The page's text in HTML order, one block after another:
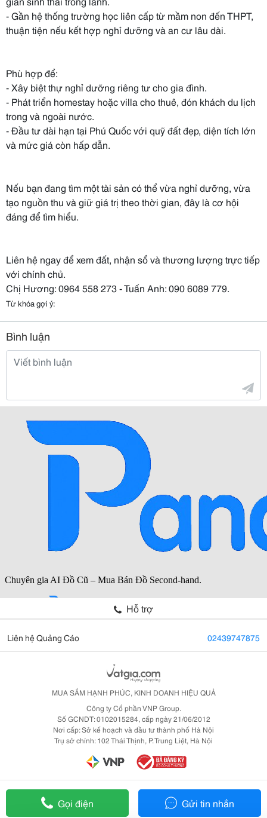
- Gần hệ thống trường học liên cấp từ mầm non đến THPT,
thuận tiện nếu kết hợp nghỉ dưỡng và an cư lâu dài.
Phù hợp để:
- Xây biệt thự nghỉ dưỡng riêng tư cho gia đình.
- Phát triển homestay hoặc villa cho thuê, đón khách du lịch
trong và ngoài nước.
- Đầu tư dài hạn tại Phú Quốc với quỹ đất đẹp, diện tích lớn
và mức giá còn hấp dẫn.
Nếu bạn đang tìm một tài sản có thể vừa nghỉ dưỡng, vừa
tạo nguồn thu và giữ giá trị theo thời gian, đây là cơ hội
đáng để tìm hiểu.
Liên hệ ngay để xem đất, nhận sổ và thương lượng trực tiếp
với chính chủ.
Chị Hương: 0964 558 273 - Tuấn Anh: 090 6089 779.
Từ khóa gợi ý:
Bình luận
Gọi điện Gửi tin nhắn
Hỗ trợ
Liên hệ Quảng Cáo 02439747875
MUA SẮM HẠNH PHÚC, KINH DOANH HIỆU QUẢ
Công ty Cổ phần VNP Group.
Số GCNDT: 0102015284, cấp ngày 21/06/2012
Nơi cấp: Sở kế hoạch và đầu tư thành phố Hà Nội
Trụ sở chính: 102 Thái Thịnh, P. Trung Liệt, Hà Nội